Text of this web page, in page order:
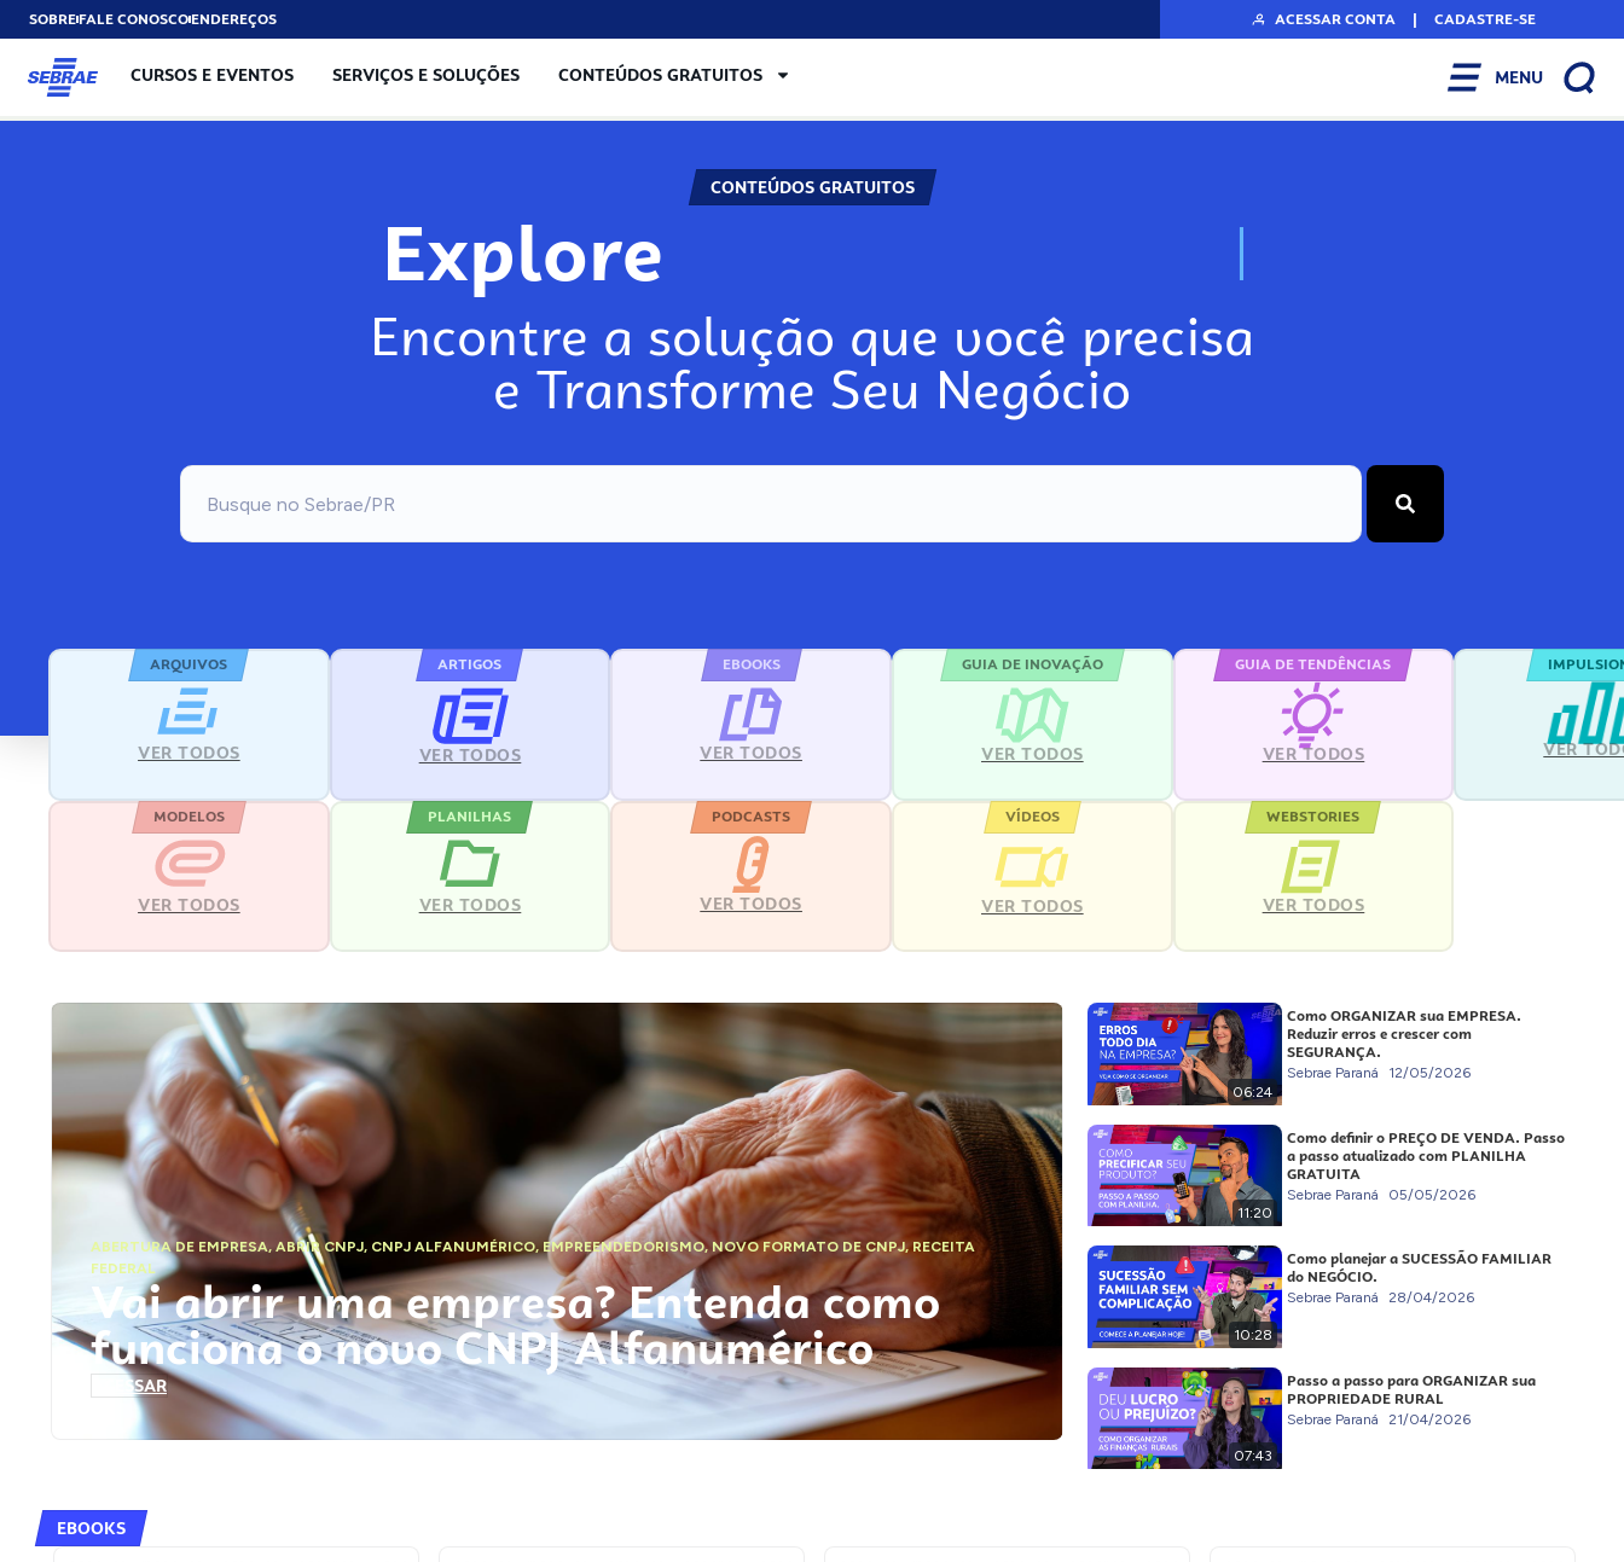
SOBREFALE CONOSCOENDEREÇOS ACESSAR CONTA | CADASTRE-SE
CURSOS E EVENTOS SERVIÇOS E SOLUÇÕES CONTEÚDOS GRATUITOS MENU
CONTEÚDOS GRATUITOS
Explore N
Encontre a solução que você precisa
e Transforme Seu Negócio
ARQUIVOS
VER TODOS
ARTIGOS
VER TODOS
EBOOKS
VER TODOS
GUIA DE INOVAÇÃO
VER TODOS
GUIA DE TENDÊNCIAS
VER TODOS VER
MODELOS
VER TODOS
PLANILHAS
VER TODOS
PODCASTS
VER TODOS
VÍDEOS
VER TODOS
WEBSTORIES
VER TODOS
ABERTURA DE EMPRESA,ABRIR CNPJ, CNPJ ALFANUMÉRICO, EMPREENDEDORISMO,NOVO FORMATO DE CNPJ,RECEITA
FEDERAL
Vai abrir uma empresa? Entenda como
funciona o novo CNPJ Alfanumérico
ACESSAR
06:24
Como ORGANIZAR sua EMPRESA.
Reduzir erros e crescer com
SEGURANÇA.
Sebrae Paraná 12/05/2026
11:20
Como definir o PREÇO DE VENDA. Passo
a passo atualizado com PLANILHA
GRATUITA
Sebrae Paraná 05/05/2026
10:28
Como planejar a SUCESSÃO FAMILIAR
do NEGÓCIO.
Sebrae Paraná 28/04/2026
07:43
Passo a passo para ORGANIZAR sua
PROPRIEDADE RURAL
Sebrae Paraná 21/04/2026
EBOOKS